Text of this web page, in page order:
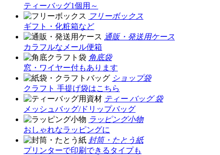
ティーバッグ1個用～
フリーボックス
ギフト・化粧箱など
通販・発送用ケース
カラフルなメール便箱
角底袋
窓・ワイヤー付もあります
ショップ袋
クラフト 手提げ袋はこちら
ティー バッグ 袋
メッシュバッグ/ドリップバッグ
ラッピング小物
おしゃれなラッピングに
封筒・たとう紙
プリンターで印刷できるタイプも